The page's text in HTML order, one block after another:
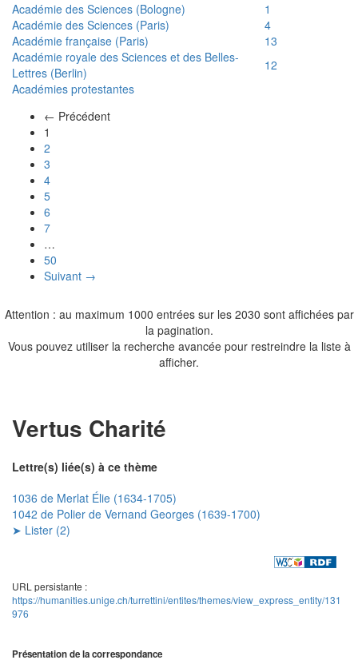
Académie des Sciences (Bologne)
1
Académie des Sciences (Paris)
4
Académie française (Paris)
13
Académie royale des Sciences et des Belles-
Lettres (Berlin)
12
Académies protestantes
← Précédent
1
2
3
4
5
6
7
…
50
Suivant →
Attention : au maximum 1000 entrées sur les 2030 sont affichées par
la pagination.
Vous pouvez utiliser la recherche avancée pour restreindre la liste à
afficher.
Vertus Charité
Lettre(s) liée(s) à ce thème
1036 de Merlat Élie (1634-1705)
1042 de Polier de Vernand Georges (1639-1700)
➤ Lister (2)
URL persistante :
https://humanities.unige.ch/turrettini/entites/themes/view_express_entity/131
976
Présentation de la correspondance